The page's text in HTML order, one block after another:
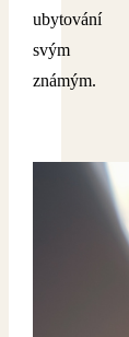
ubytování
svým
známým.